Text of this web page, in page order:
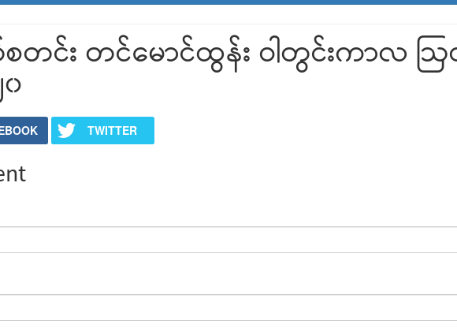
င်း တင်မောင်ထွန်း ဝါတွင်းကာလ ဩ
TWITTER